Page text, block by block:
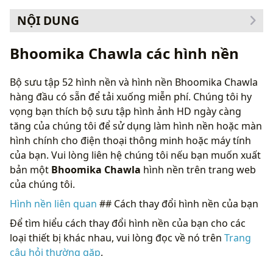
NỘI DUNG
Bhoomika Chawla các hình nền
Bộ sưu tập 52 hình nền và hình nền Bhoomika Chawla
hàng đầu có sẵn để tải xuống miễn phí. Chúng tôi hy
vọng bạn thích bộ sưu tập hình ảnh HD ngày càng
tăng của chúng tôi để sử dụng làm hình nền hoặc màn
hình chính cho điện thoại thông minh hoặc máy tính
của bạn. Vui lòng liên hệ chúng tôi nếu bạn muốn xuất
bản một Bhoomika Chawla hình nền trên trang web
của chúng tôi.
Hình nền liên quan ## Cách thay đổi hình nền của bạn
Để tìm hiểu cách thay đổi hình nền của bạn cho các
loại thiết bị khác nhau, vui lòng đọc về nó trên Trang
câu hỏi thường gặp.